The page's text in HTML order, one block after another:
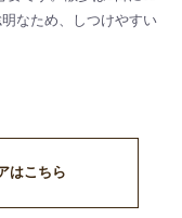
なため、しつけやすい
はこちら